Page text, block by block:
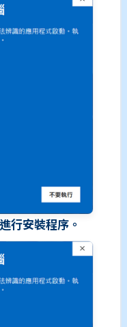
行安裝程序。